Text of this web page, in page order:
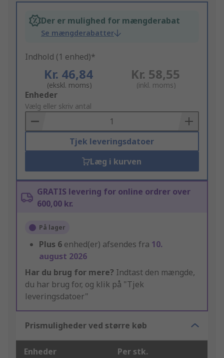
Der er mulighed for mængderabat
Se mængderabatter
Indhold (1 enhed)*
Kr. 46,84
(ekskl. moms)
Kr. 58,55
(inkl. moms)
Add
to
Basket
Enheder
Vælg eller skriv antal
Tjek leveringsdatoer
Læg i kurven
GRATIS levering for online ordrer over
600,00 kr.
På lager
Plus 6 enhed(er) afsendes fra 10.
august 2026
Har du brug for mere? Indtast den mængde,
du har brug for, og klik på "Tjek
leveringsdatoer"
Prismuligheder ved større køb
Enheder Per stk.